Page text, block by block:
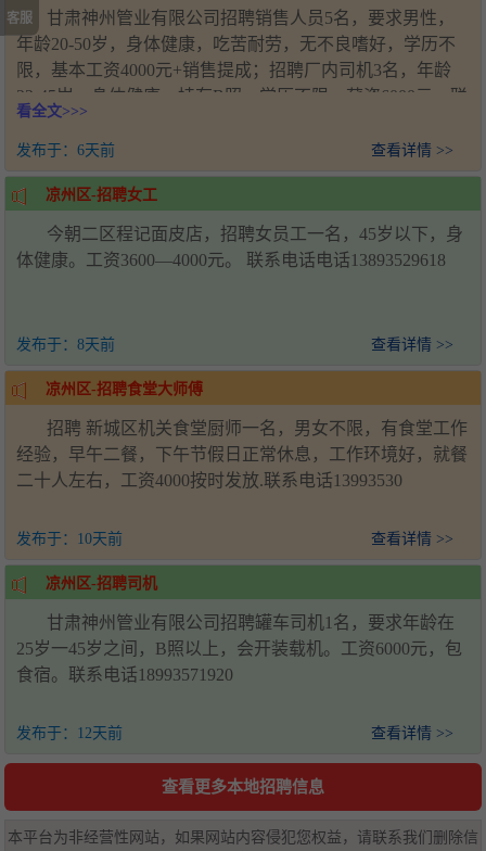
甘肃神州管业有限公司招聘销售人员5名，要求男性，
年龄20-50岁，身体健康，吃苦耐劳，无不良嗜好，学历不
限，基本工资4000元+销售提成；招聘厂内司机3名，年龄
22-45岁，身体健康，持有B照，学历不限，薪资6000元。联
系人：王经理，电话：18993571920，工作地址：甘肃省武
威市凉州区新能源产业园
看全文>>>
发布于： 6天前 查看详情 >>
凉州区-招聘女工
今朝二区程记面皮店，招聘女员工一名，45岁以下，身
体健康。工资3600—4000元。 联系电话电话13893529618
发布于： 8天前 查看详情 >>
凉州区-招聘食堂大师傅
招聘 新城区机关食堂厨师一名，男女不限，有食堂工作
经验，早午二餐，下午节假日正常休息，工作环境好，就餐
二十人左右，工资4000按时发放.联系电话13993530
发布于： 10天前 查看详情 >>
凉州区-招聘司机
甘肃神州管业有限公司招聘罐车司机1名，要求年龄在
25岁一45岁之间，B照以上，会开装载机。工资6000元，包
食宿。联系电话18993571920
发布于： 12天前 查看详情 >>
查看更多本地招聘信息
本平台为非经营性网站，如果网站内容侵犯您权益，请联系我们删除信
客服